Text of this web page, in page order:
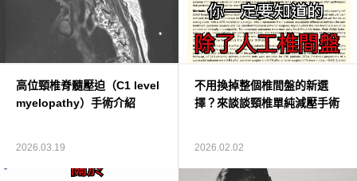
高位頸椎脊髓壓迫（C1 level
myelopathy）手術介紹
2026.03.19
不用換掉整個椎間盤的新選
擇？來談談頸椎單純減壓手術
2026.02.02